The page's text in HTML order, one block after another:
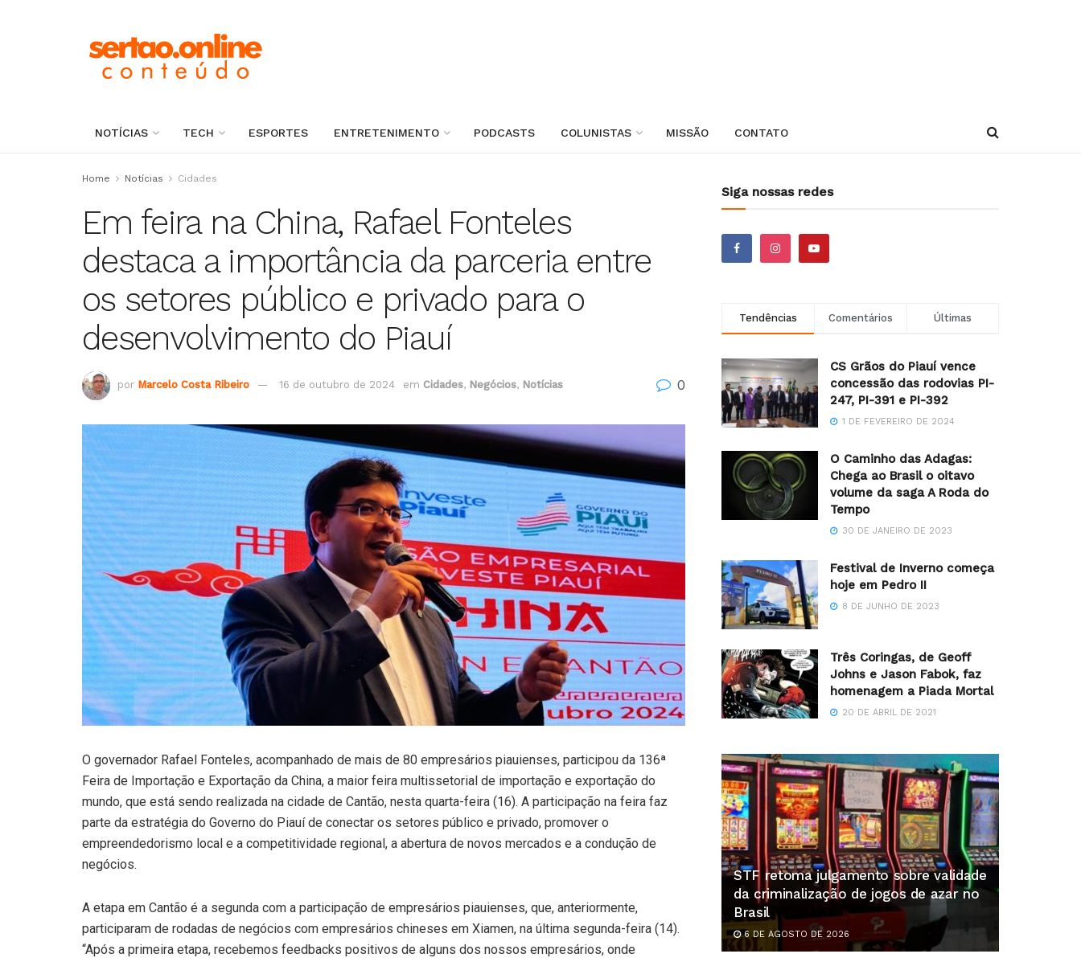
NOTÍCIAS TECH ESPORTES ENTRETENIMENTO PODCASTS COLUNISTAS MISSÃO CONTATO
Home Notícias Cidades
Em feira na China, Rafael Fonteles
destaca a importância da parceria entre
os setores público e privado para o
desenvolvimento do Piauí
por Marcelo Costa Ribeiro 16 de outubro de 2024 em Cidades, Negócios, Notícias 0
O governador Rafael Fonteles, acompanhado de mais de 80 empresários piauienses, participou da 136ª
Feira de Importação e Exportação da China, a maior feira multissetorial de importação e exportação do
mundo, que está sendo realizada na cidade de Cantão, nesta quarta-feira (16). A participação na feira faz
parte da estratégia do Governo do Piauí de conectar os setores público e privado, promover o
empreendedorismo local e a competitividade regional, a abertura de novos mercados e a condução de
negócios.
A etapa em Cantão é a segunda com a participação de empresários piauienses, que, anteriormente,
participaram de rodadas de negócios com empresários chineses em Xiamen, na última segunda-feira (14).
“Após a primeira etapa, recebemos feedbacks positivos de alguns dos nossos empresários, onde
Siga nossas redes
Tendências Comentários Últimas
CS Grãos do Piauí vence
concessão das rodovias PI-
247, PI-391 e PI-392
1 DE FEVEREIRO DE 2024
O Caminho das Adagas:
Chega ao Brasil o oitavo
volume da saga A Roda do
Tempo
30 DE JANEIRO DE 2023
Festival de Inverno começa
hoje em Pedro II
8 DE JUNHO DE 2023
Três Coringas, de Geoff
Johns e Jason Fabok, faz
homenagem a Piada Mortal
20 DE ABRIL DE 2021
STF retoma julgamento sobre validade
da criminalização de jogos de azar no
Brasil
6 DE AGOSTO DE 2026